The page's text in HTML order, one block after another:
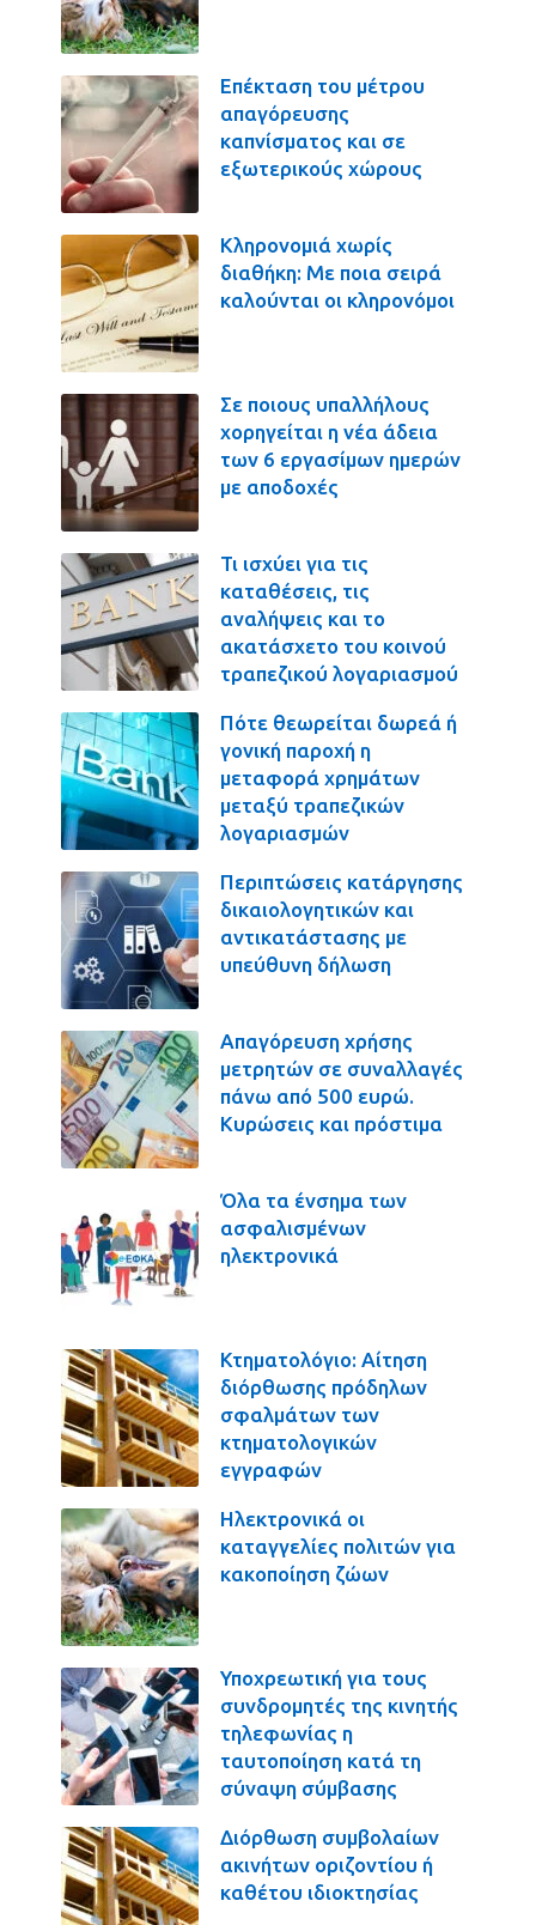
Επέκταση του μέτρου
απαγόρευσης
καπνίσματος και σε
εξωτερικούς χώρους
Κληρονομιά χωρίς
διαθήκη: Με ποια σειρά
καλούνται οι κληρονόμοι
Σε ποιους υπαλλήλους
χορηγείται η νέα άδεια
των 6 εργασίμων ημερών
με αποδοχές
Τι ισχύει για τις
καταθέσεις, τις
αναλήψεις και το
ακατάσχετο του κοινού
τραπεζικού λογαριασμού
Πότε θεωρείται δωρεά ή
γονική παροχή η
μεταφορά χρημάτων
μεταξύ τραπεζικών
λογαριασμών
Περιπτώσεις κατάργησης
δικαιολογητικών και
αντικατάστασης με
υπεύθυνη δήλωση
Απαγόρευση χρήσης
μετρητών σε συναλλαγές
πάνω από 500 ευρώ.
Κυρώσεις και πρόστιμα
Όλα τα ένσημα των
ασφαλισμένων
ηλεκτρονικά
Κτηματολόγιο: Αίτηση
διόρθωσης πρόδηλων
σφαλμάτων των
κτηματολογικών
εγγραφών
Ηλεκτρονικά οι
καταγγελίες πολιτών για
κακοποίηση ζώων
Υποχρεωτική για τους
συνδρομητές της κινητής
τηλεφωνίας η
ταυτοποίηση κατά τη
σύναψη σύμβασης
Διόρθωση συμβολαίων
ακινήτων οριζοντίου ή
καθέτου ιδιοκτησίας